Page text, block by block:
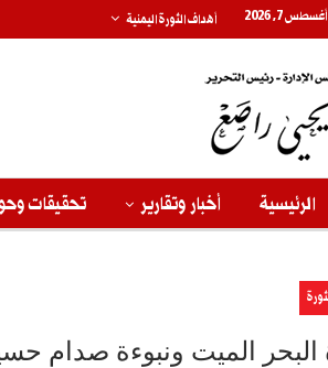
7, 2026 أهداف الثورة اليمنية
الرئيسية أخبار وتقارير تحقيقات
البحر الميت ونبوءة صدام